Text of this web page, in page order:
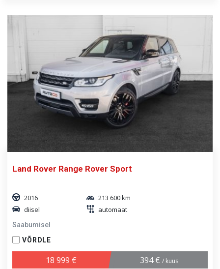
Land Rover Range Rover Sport
2016
213 600 km
diisel
automaat
Saabumisel
VÕRDLE
18 999 € 394 € / kuus